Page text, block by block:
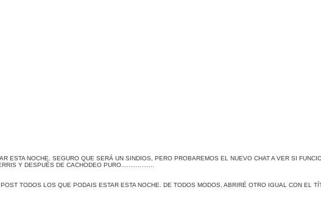
ESTA NOCHE. SEGURO QUE SERÁ UN SINDIOS, PERO PROBAREMOS EL NUEVO CHAT A VER SI
Y DESPUÉS DE CACHODEO PURO..................
TODOS LOS QUE PODAIS ESTAR ESTA NOCHE. DE TODOS MODOS, ABRIRÉ OTRO IGUAL CON EL